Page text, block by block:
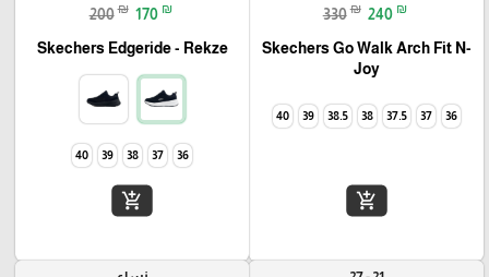
330 ₪ 240 ₪
Skechers Go Walk Arch Fit N-
Joy
36
37
37.5
38
38.5
39
40
add_shopping_cart
200 ₪ 170 ₪
Skechers Edgeride - Rekze‏
36
37
38
39
40
add_shopping_cart